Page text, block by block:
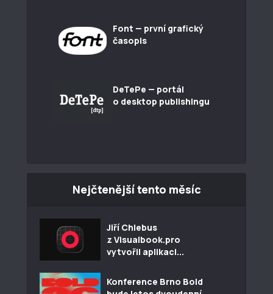
Font — první grafický
časopis
DeTePe — portál
o desktop publishingu
Nejčtenější tento měsíc
Jiří Chlebus
z Visualbook.pro
vytvořil aplikaci...
Konference Brno Bold